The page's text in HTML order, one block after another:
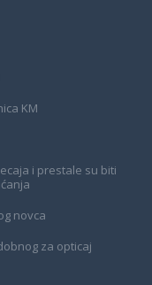
KM
i prestale su biti
novca
za opticaj